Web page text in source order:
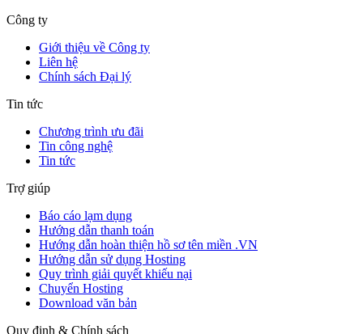
Công ty
Giới thiệu về Công ty
Liên hệ
Chính sách Đại lý
Tin tức
Chương trình ưu đãi
Tin công nghệ
Tin tức
Trợ giúp
Báo cáo lạm dụng
Hướng dẫn thanh toán
Hướng dẫn hoàn thiện hồ sơ tên miền .VN
Hướng dẫn sử dụng Hosting
Quy trình giải quyết khiếu nại
Chuyển Hosting
Download văn bản
Quy định & Chính sách